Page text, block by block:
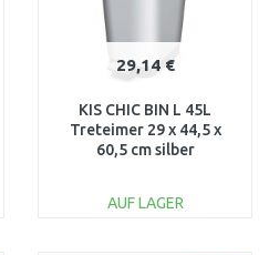
29,14 €
KIS CHIC BIN L 45L
Treteimer 29 x 44,5 x
60,5 cm silber
AUF LAGER